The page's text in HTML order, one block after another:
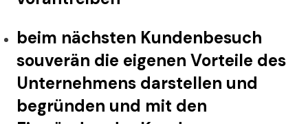
beim nächsten Kundenbesuch
souverän die eigenen Vorteile des
Unternehmens darstellen und
begründen und mit den